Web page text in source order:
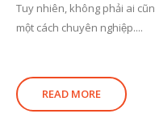
Tuy nhiên, không phải ai
một cách chuyên nghiệp....
READ MORE